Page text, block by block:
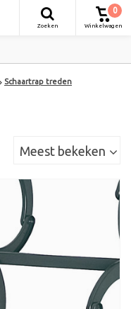
Zoeken
0
Winkelwagen
Schaartrap treden
Meest bekeken